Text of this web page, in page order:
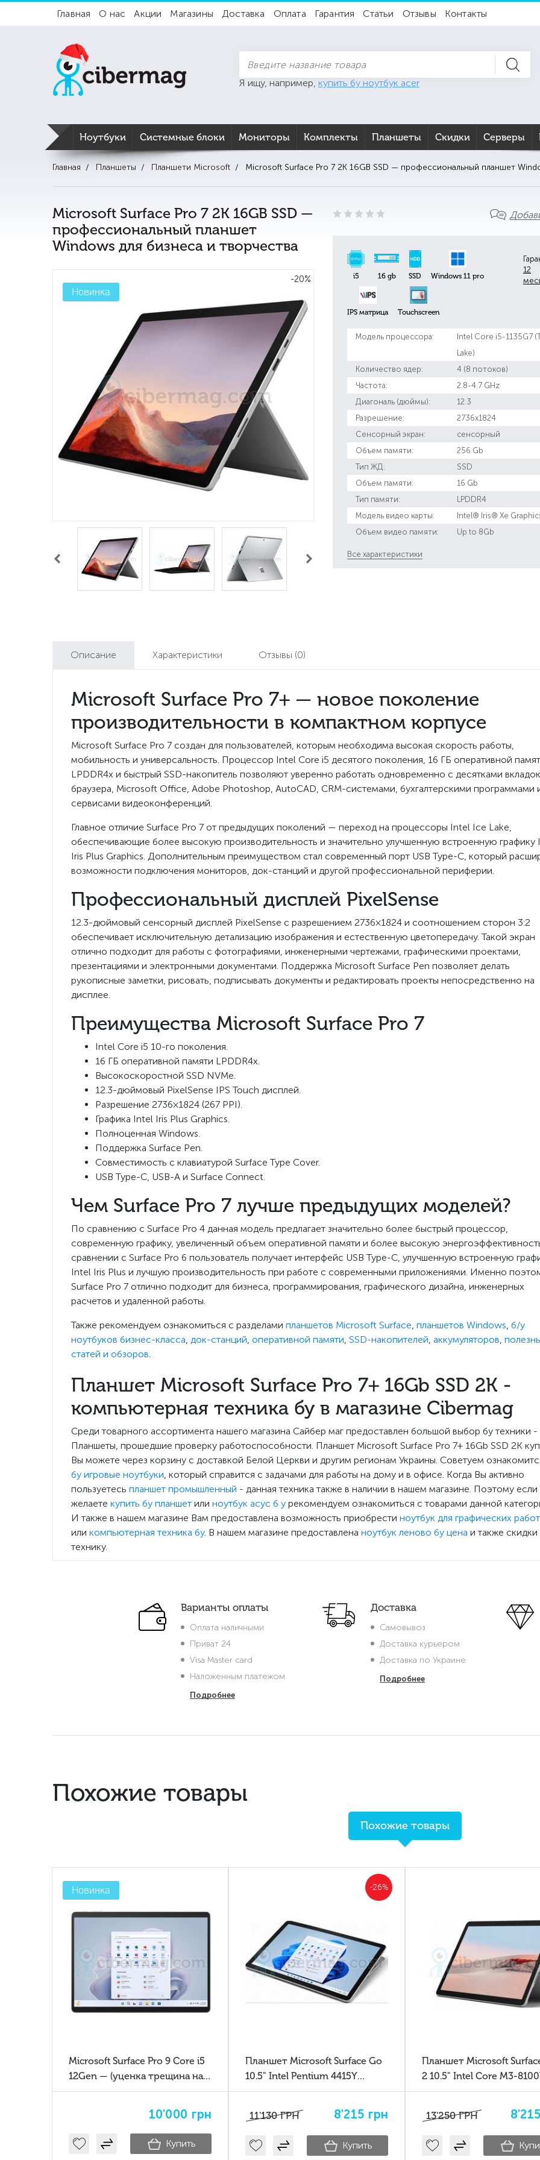
Главная О нас Акции Магазины Доставка Оплата Гарантия Статьи Отзывы Контакты
Я ищу, например, купить бу ноутбук acer
Ноутбуки Системные блоки Мониторы Комплекты Планшеты Скидки Серверы
Главная Планшеты Планшети Microsoft Microsoft Surface Pro 7 2K 16GB SSD — профессиональный планшет
Microsoft Surface Pro 7 2K 16GB SSD —
профессиональный планшет
Windows для бизнеса и творчества
-20%
Новинка
i5 16 gb SSD Windows 11 pro
IPS матрица Touchscreen
12
Модель процессора:
Intel Core i5-1135G7
Lake)
Количество ядер:
4 (8 потоков)
Частота:
2.8-4.7 GHz
Диагональ (дюймы):
12.3
Разрешение:
2736x1824
Сенсорный экран:
сенсорный
Объем памяти:
256 Gb
Тип ЖД:
SSD
Объем памяти:
16 Gb
Тип памяти:
LPDDR4
Модель видео карты:
Intel® Iris® Xe
Объем видео памяти:
Up to 8Gb
Все характеристики
Описание Характеристики Отзывы (0)
Microsoft Surface Pro 7+ — новое поколение
производительности в компактном корпусе
Microsoft Surface Pro 7 создан для пользователей, которым необходима высокая скорость работы,
мобильность и универсальность. Процессор Intel Core i5 десятого поколения, 16 ГБ оперативной
LPDDR4x и быстрый SSD-накопитель позволяют уверенно работать одновременно с десятками вкладок
браузера, Microsoft Office, Adobe Photoshop, AutoCAD, CRM-системами, бухгалтерскими программами
сервисами видеоконференций.
Главное отличие Surface Pro 7 от предыдущих поколений — переход на процессоры Intel Ice Lake,
обеспечивающие более высокую производительность и значительно улучшенную встроенную графику
Iris Plus Graphics. Дополнительным преимуществом стал современный порт USB Type-C, который
возможности подключения мониторов, док-станций и другой профессиональной периферии.
Профессиональный дисплей PixelSense
12.3-дюймовый сенсорный дисплей PixelSense с разрешением 2736×1824 и соотношением сторон 3:2
обеспечивает исключительную детализацию изображения и естественную цветопередачу. Такой экран
отлично подходит для работы с фотографиями, инженерными чертежами, графическими проектами,
презентациями и электронными документами. Поддержка Microsoft Surface Pen позволяет делать
рукописные заметки, рисовать, подписывать документы и редактировать проекты непосредственно на
дисплее.
Преимущества Microsoft Surface Pro 7
Intel Core i5 10-го поколения.
16 ГБ оперативной памяти LPDDR4x.
Высокоскоростной SSD NVMe.
12.3-дюймовый PixelSense IPS Touch дисплей.
Разрешение 2736×1824 (267 PPI).
Графика Intel Iris Plus Graphics.
Полноценная Windows.
Поддержка Surface Pen.
Совместимость с клавиатурой Surface Type Cover.
USB Type-C, USB-A и Surface Connect.
Чем Surface Pro 7 лучше предыдущих моделей?
По сравнению с Surface Pro 4 данная модель предлагает значительно более быстрый процессор,
современную графику, увеличенный объем оперативной памяти и более высокую
сравнении с Surface Pro 6 пользователь получает интерфейс USB Type-C, улучшенную встроенную
Intel Iris Plus и лучшую производительность при работе с современными приложениями. Именно
Surface Pro 7 отлично подходит для бизнеса, программирования, графического дизайна, инженерных
расчетов и удаленной работы.
Также рекомендуем ознакомиться с разделами планшетов Microsoft Surface, планшетов Windows, б/у
ноутбуков бизнес-класса, док-станций, оперативной памяти, SSD-накопителей, аккумуляторов,
статей и обзоров.
Планшет Microsoft Surface Pro 7+ 16Gb SSD 2K -
компьютерная техника бу в магазине Cibermag
Среди товарного ассортимента нашего магазина Сайбер маг предоставлен большой выбор бу техники -
Планшеты, прошедшие проверку работоспособности. Планшет Microsoft Surface Pro 7+ 16Gb SSD 2K
Вы можете через корзину с доставкой Белой Церкви и другим регионам Украины. Советуем
бу игровые ноутбуки, который справится с задачами для работы на дому и в офисе. Когда Вы активно
пользуетесь планшет промышленный - данная техника также в наличии в нашем магазине. Поэтому
желаете купить бу планшет или ноутбук асус б у рекомендуем ознакомиться с товарами данной
И также в нашем магазине Вам предоставлена возможность приобрести ноутбук для графических работ
или компьютерная техника бу. В нашем магазине предоставлена ноутбук леново бу цена и также скидки
технику.
Варианты оплаты
Оплата наличными
Приват 24
Visa Master card
Наложенным платежом
Подробнее
Доставка
Самовывоз
Доставка курьером
Доставка по Украине
Подробнее
Похожие товары
Похожие товары
Новинка
Microsoft Surface Pro 9 Core i5
12Gen — (уценка трещина на
стекле)
10'000 грн
Купить
-26%
Планшет Microsoft Surface Go
10.5" Intel Pentium 4415Y
8/128GB Windows 10
11'130 ГРН 8'215 грн
Купить
Планшет Microsoft
2 10.5" Intel Core M3-
8/128GB Windows 11
13'250 ГРН 8'215